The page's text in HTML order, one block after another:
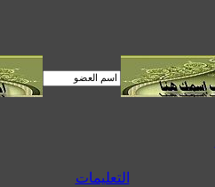
التعليمات